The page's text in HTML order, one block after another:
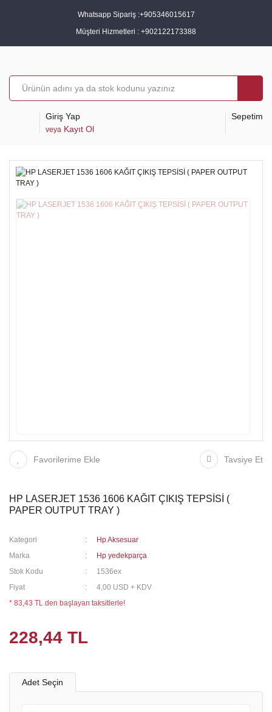
Whatsapp Sipariş :+905346015617
Müşteri Hizmetleri : +902122173388
Giriş Yap
veya Kayıt Ol
Sepetim
Favorilerime Ekle Tavsiye Et
HP LASERJET 1536 1606 KAĞIT ÇIKIŞ TEPSİSİ (
PAPER OUTPUT TRAY )
Kategori
Hp Aksesuar
Marka
Hp yedekparça
Stok Kodu
1536ex
Fiyat
4,00 USD + KDV
* 83,43 TL den başlayan taksitlerle!
228,44 TL
Adet Seçin